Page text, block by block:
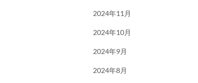
2024年11月
2024年10月
2024年9月
2024年8月